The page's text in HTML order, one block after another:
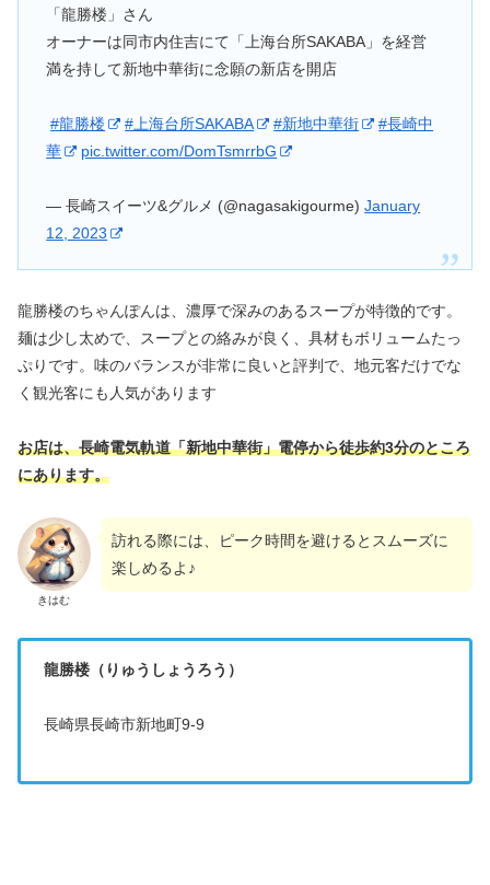
⁡「龍勝楼」さん⁡
⁡オーナーは同市内住吉にて「上海台所SAKABA」を経営⁡
⁡満を持して新地中華街に念願の新店を開店⁡⁡
⁡#龍勝楼 #上海台所SAKABA #新地中華街
#長崎中
華
pic.twitter.com/DomTsmrrbG
— 長崎スイーツ&グルメ (@nagasakigourme)January
12, 2023
龍勝楼のちゃんぽんは、濃厚で深みのあるスープが特徴的です。
麺は少し太めで、スープとの絡みが良く、具材もボリュームたっ
ぷりです。味のバランスが非常に良いと評判で、地元客だけでな
く観光客にも人気があります
お店は、長崎電気軌道「新地中華街」電停から徒歩約3分のところ
にあります。
きはむ
訪れる際には、ピーク時間を避けるとスムーズに
楽しめるよ♪
龍勝楼（りゅうしょうろう）
長崎県長崎市新地町9-9